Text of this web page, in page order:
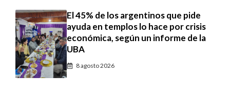
El 45% de los argentinos que pide
ayuda en templos lo hace por crisis
económica, según un informe de la
UBA
8 agosto 2026